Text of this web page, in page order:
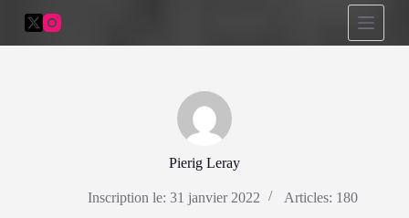
P
s
Pierig Leray
Inscription le: 31 janvier 2022 Articles: 180